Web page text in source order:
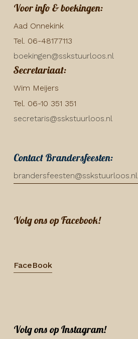
Voor info & boekingen:
Aad Onnekink
Tel. 06-48177113
boekingen@sskstuurloos.nl
Secretariaat:
Wim Meijers
Tel. 06-10 351 351
secretaris@sskstuurloos.nl
Contact Brandersfeesten:
brandersfeesten@sskstuurloos.nl
Volg ons op Facebook!
FaceBook
Volg ons op Instagram!